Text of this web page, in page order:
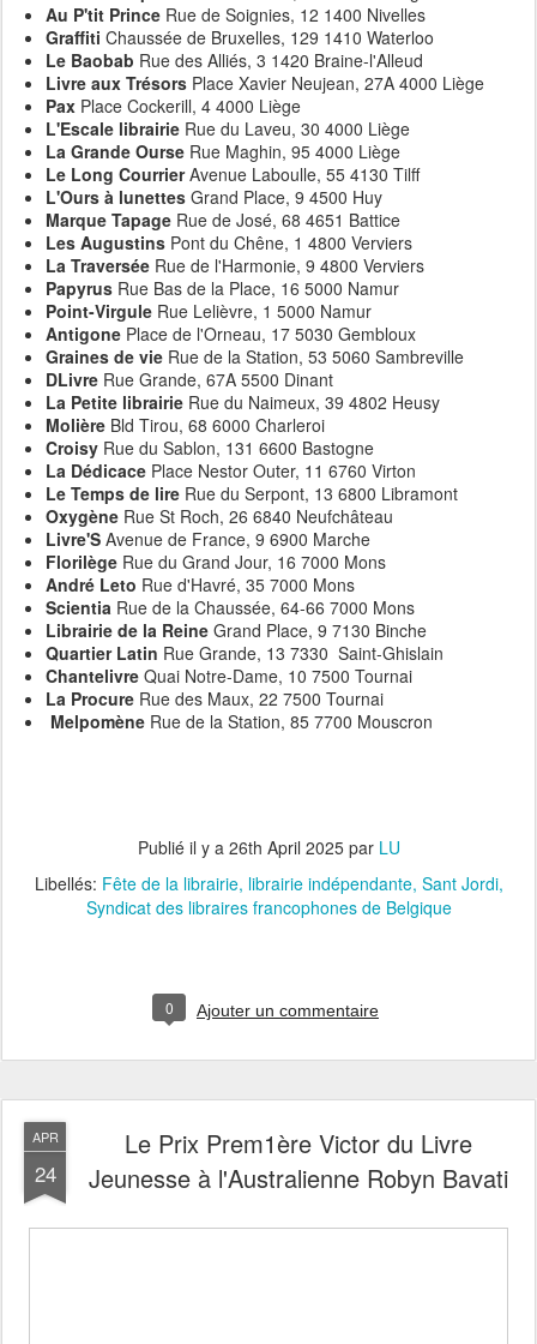
Au P'tit Prince Rue de Soignies, 12 1400 Nivelles
Graffiti Chaussée de Bruxelles, 129 1410 Waterloo
Le Baobab Rue des Alliés, 3 1420 Braine-l'Alleud
Livre aux Trésors Place Xavier Neujean, 27A 4000 Liège
Pax Place Cockerill, 4 4000 Liège
L'Escale librairie Rue du Laveu, 30 4000 Liège
La Grande Ourse Rue Maghin, 95 4000 Liège
Le Long CourrierAvenue Laboulle, 55 4130 Tilff
L'Ours à lunettes Grand Place, 9 4500 Huy
Marque Tapage Rue de José, 68 4651 Battice
Les Augustins Pont du Chêne, 1 4800 Verviers
La Traversée Rue de l'Harmonie, 9 4800 Verviers
Papyrus Rue Bas de la Place, 16 5000 Namur
Point-Virgule Rue Lelièvre, 1 5000 Namur
Antigone Place de l'Orneau, 17 5030 Gembloux
Graines de vie Rue de la Station, 53 5060 Sambreville
DLivre Rue Grande, 67A 5500 Dinant
La Petite librairie Rue du Naimeux, 39 4802 Heusy
Molière Bld Tirou, 68 6000 Charleroi
Croisy Rue du Sablon, 131 6600 Bastogne
La Dédicace Place Nestor Outer, 11 6760 Virton
Le Temps de lire Rue du Serpont, 13 6800 Libramont
Oxygène Rue St Roch, 26 6840 Neufchâteau
Livre'S Avenue de France, 9 6900 Marche
Florilège Rue du Grand Jour, 16 7000 Mons
André Leto Rue d'Havré, 35 7000 Mons
Scientia Rue de la Chaussée, 64-66 7000 Mons
Librairie de la Reine Grand Place, 9 7130 Binche
Quartier Latin Rue Grande, 13 7330 Saint-Ghislain
Chantelivre Quai Notre-Dame, 10 7500 Tournai
La Procure Rue des Maux, 22 7500 Tournai
Melpomène Rue de la Station, 85 7700 Mouscron
Publié il y a 26th April 2025par LU
Libellés: Fête de la librairie librairie indépendante Sant Jordi
Syndicat des libraires francophones de Belgique
0 Ajouter un commentaire
APR
24
Le Prix Prem1ère Victor du Livre
Jeunesse à l'Australienne Robyn Bavati